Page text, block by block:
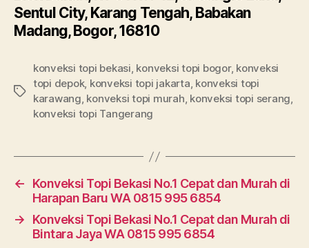
Sentul City, Karang Tengah, Babakan
Madang, Bogor, 16810
Tags
konveksi topi bekasi, konveksi topi bogor, konveksi
topi depok, konveksi topi jakarta, konveksi topi
karawang, konveksi topi murah, konveksi topi serang,
konveksi topi Tangerang
←
Konveksi Topi Bekasi No.1 Cepat dan Murah di
Harapan Baru WA 0815 995 6854
→
Konveksi Topi Bekasi No.1 Cepat dan Murah di
Bintara Jaya WA 0815 995 6854